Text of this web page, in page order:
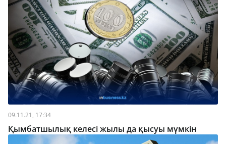
09.11.21, 17:34
Қымбатшылық келесі жылы да қысуы мүмкін